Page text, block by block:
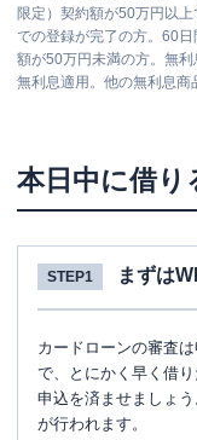
限定）契約額が50万円以
での登録が完了の方。60
額が50万円未満の方。無
無利息適用。他の無利息商
本日中に借
STEP1 まずは
カードローンの審査
で、とにかく早く借
申込を済ませましょ
が行われます。